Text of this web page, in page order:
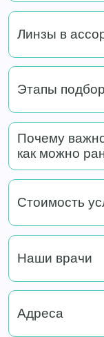
Линзы в
Этапы
Почему
как можно
Стоимость
Наши врачи
Адреса